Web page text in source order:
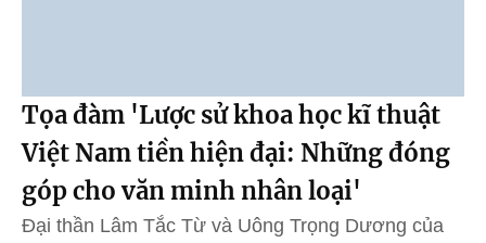
Tọa đàm 'Lược sử khoa học kĩ thuật
Việt Nam tiền hiện đại: Những đóng
góp cho văn minh nhân loại'
Đại thần Lâm Tắc Từ và Uông Trọng Dương của